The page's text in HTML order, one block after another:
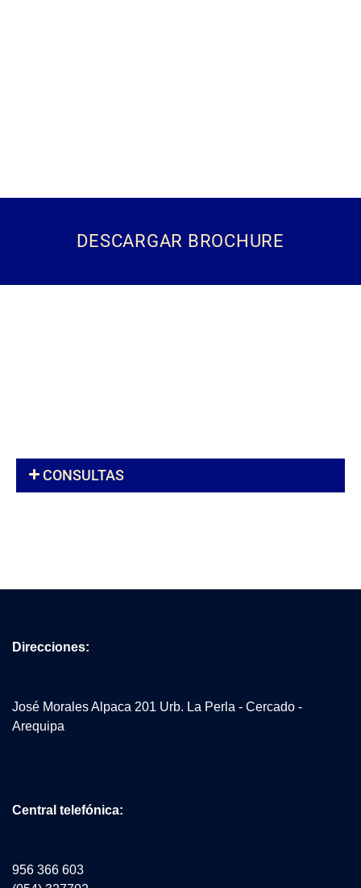
DESCARGAR BROCHURE
CONSULTAS
Direcciones:
José Morales Alpaca 201 Urb. La Perla - Cercado -
Arequipa
Central telefónica:
956 366 603